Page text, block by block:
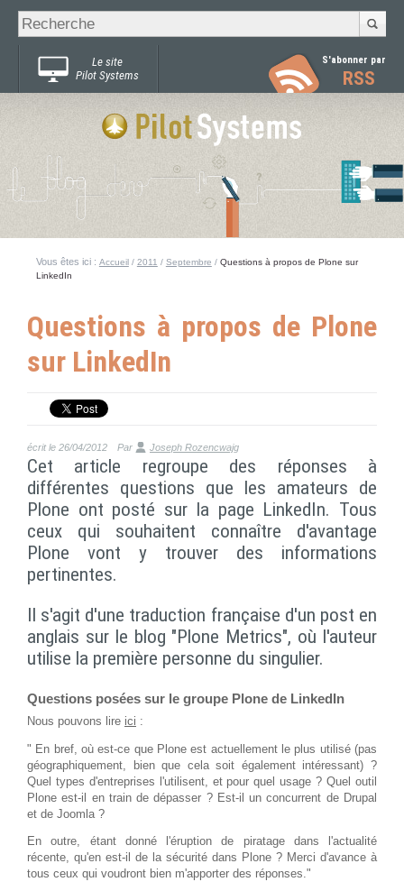
Chercher par
Recherche
avancée…
Le site
Pilot Systems
S'abonner par
RSS
Vous êtes ici : Accueil / 2011 / Septembre / Questions à propos de Plone sur
LinkedIn
Questions à propos de Plone
sur LinkedIn
écrit le 26/04/2012 Par Joseph Rozencwajg
Cet article regroupe des réponses à
différentes questions que les amateurs de
Plone ont posté sur la page LinkedIn. Tous
ceux qui souhaitent connaître d'avantage
Plone vont y trouver des informations
pertinentes.
Il s'agit d'une traduction française d'un post en
anglais sur le blog "Plone Metrics", où l'auteur
utilise la première personne du singulier.
Questions posées sur le groupe Plone de LinkedIn
Nous pouvons lire ici :
" En bref, où est-ce que Plone est actuellement le plus utilisé (pas
géographiquement, bien que cela soit également intéressant) ?
Quel types d'entreprises l'utilisent, et pour quel usage ? Quel outil
Plone est-il en train de dépasser ? Est-il un concurrent de Drupal
et de Joomla ?
En outre, étant donné l'éruption de piratage dans l'actualité
récente, qu'en est-il de la sécurité dans Plone ? Merci d'avance à
tous ceux qui voudront bien m'apporter des réponses."